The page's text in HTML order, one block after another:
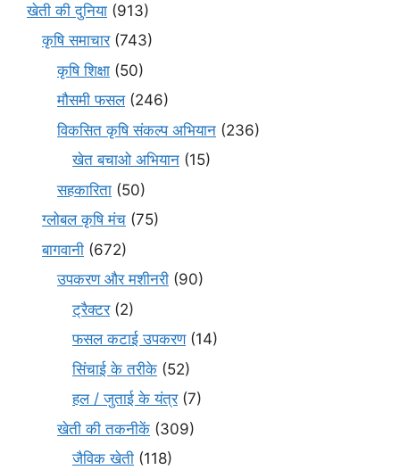
खेती की दुनिया (913)
कृषि समाचार(743)
कृषि शिक्षा (50)
मौसमी फसल(246)
विकसित कृषि संकल्प अभियान (236)
खेत बचाओ अभियान (15)
सहकारिता (50)
ग्लोबल कृषि मंच (75)
बागवानी (672)
उपकरण और मशीनरी (90)
ट्रैक्टर(2)
फसल कटाई उपकरण(14)
सिंचाई के तरीके (52)
हल / जुताई के यंत्र(7)
खेती की तकनीकें (309)
जैविक खेती (118)